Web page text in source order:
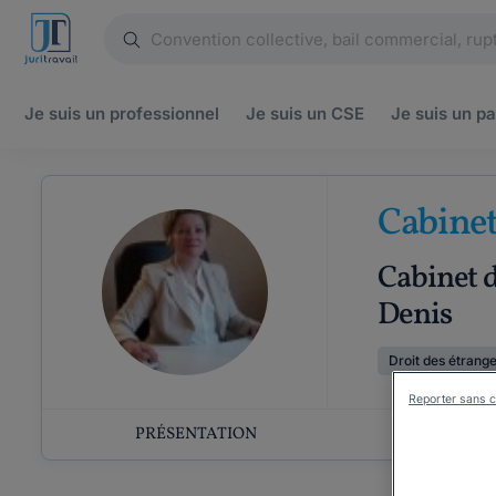
Je suis un professionnel Je suis un CSE Je suis un
Cabinet
Denis
Droit des
PRÉSENTATION
Reporter sans